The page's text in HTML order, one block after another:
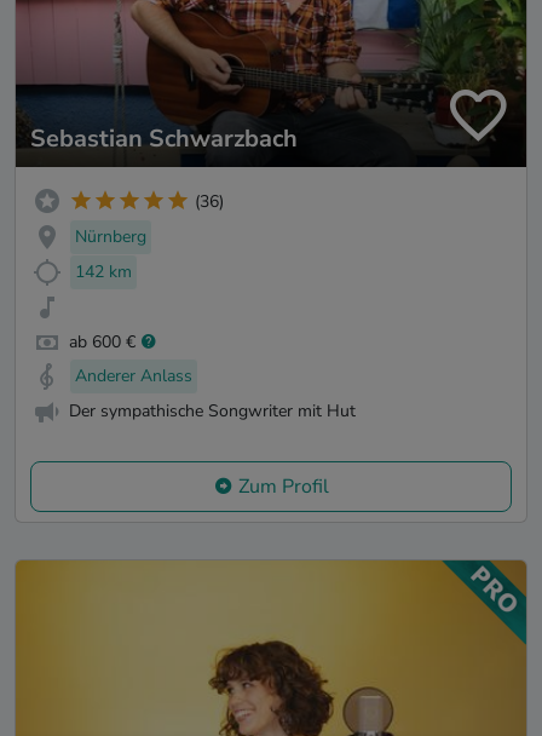
Sebastian Schwarzbach
(36)
Nürnberg
142 km
ab 600 €
Anderer Anlass
Der sympathische Songwriter mit Hut
Zum Profil